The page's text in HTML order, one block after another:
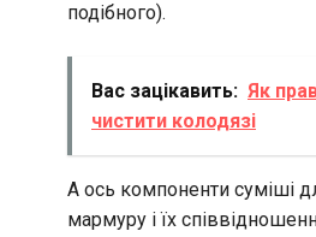
подібного).
Вас зацікавить: Як
чистити колодязі
А ось компоненти суміші
мармуру і їх